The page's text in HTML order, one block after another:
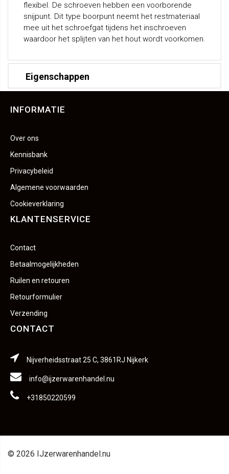
flexibel. De schroeven hebben een voorborende
snijpunt. Dit type boorpunt neemt het restmateriaal
mee uit het schroefgat tijdens het inschroeven
waardoor het splijten van het hout wordt voorkomen.
Eigenschappen
INFORMATIE
Over ons
Kennisbank
Privacybeleid
Algemene voorwaarden
Cookieverklaring
KLANTENSERVICE
Contact
Betaalmogelijkheden
Ruilen en retouren
Retourformulier
Verzending
CONTACT
Nijverheidsstraat 25 C, 3861RJ Nijkerk
info@ijzerwarenhandel.nu
+31850220599
© 2026 IJzerwarenhandel.nu